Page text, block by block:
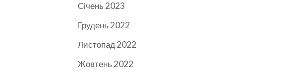
Січень 2023
Грудень 2022
Листопад 2022
Жовтень 2022